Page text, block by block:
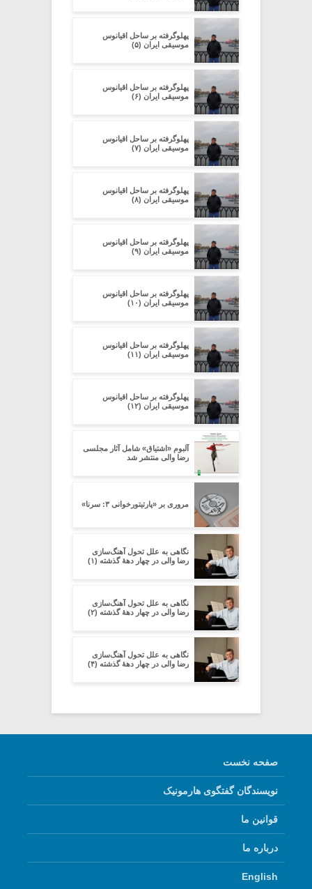
پهلوگرفته بر ساحل اقیانوس
موسیقی ایران (۵)
پهلوگرفته بر ساحل اقیانوس
موسیقی ایران (۶)
پهلوگرفته بر ساحل اقیانوس
موسیقی ایران (۷)
پهلوگرفته بر ساحل اقیانوس
موسیقی ایران (۸)
پهلوگرفته بر ساحل اقیانوس
موسیقی ایران (۹)
پهلوگرفته بر ساحل اقیانوس
موسیقی ایران (۱۰)
پهلوگرفته بر ساحل اقیانوس
موسیقی ایران (۱۱)
پهلوگرفته بر ساحل اقیانوس
موسیقی ایران (۱۲)
آلبوم «اشتیاق» شامل آثار مجلسی
رضا والی منتشر شد
مروری بر «پارتیتورخوانی ۳: سرنا»
نگاهی به علل تحول آهنگ‌سازی
رضا والی در چهار دهۀ گذشته (۱)
نگاهی به علل تحول آهنگ‌سازی
رضا والی در چهار دهۀ گذشته (۲)
نگاهی به علل تحول آهنگ‌سازی
رضا والی در چهار دهۀ گذشته (۴)
صفحه نخست
نویسندگان گفتگوی هارمونیک
قوانین ما
درباره ما
English